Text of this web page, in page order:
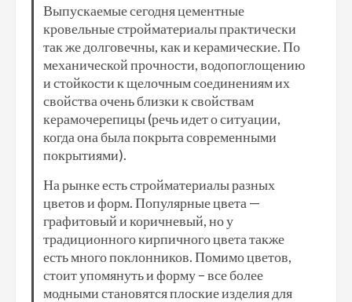
Выпускаемые сегодня цементные
кровельные стройматериалы практически
так же долговечны, как и керамические. По
механической прочности, водопоглощению
и стойкости к щелочным соединениям их
свойства очень близки к свойствам
керамочерепицы (речь идет о ситуации,
когда она была покрыта современными
покрытиями).
На рынке есть стройматериалы разных
цветов и форм. Популярные цвета —
графитовый и коричневый, но у
традиционного кирпичного цвета также
есть много поклонников. Помимо цветов,
стоит упомянуть и форму – все более
модными становятся плоские изделия для